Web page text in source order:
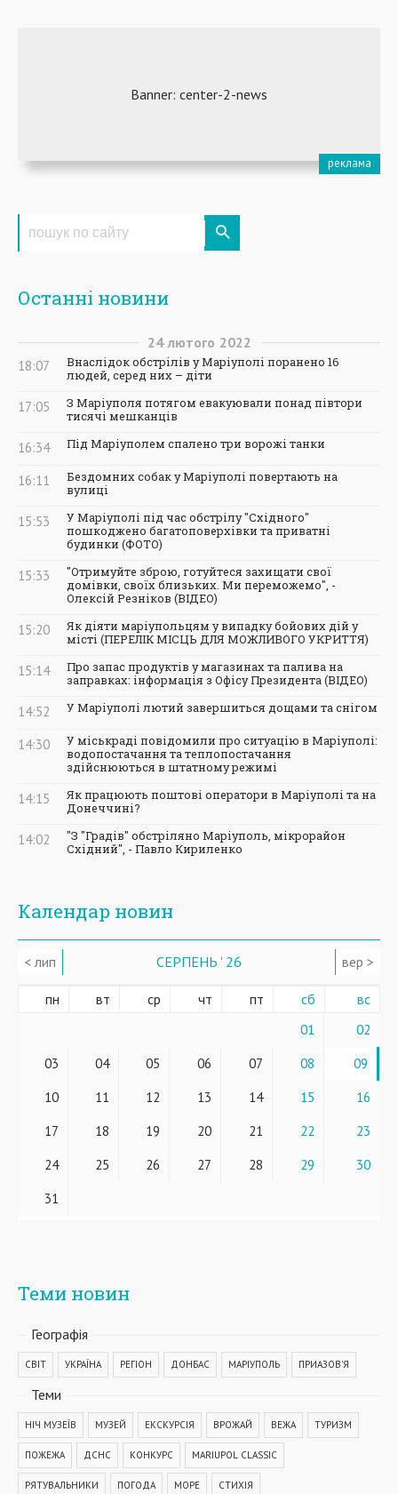
Останні новини
24 лютого 2022
18:07
Внаслідок обстрілів у Маріуполі поранено 16
людей, серед них – діти
17:05
З Маріуполя потягом евакуювали понад півтори
тисячі мешканців
16:34 Під Маріуполем спалено три ворожі танки
16:11
Бездомних собак у Маріуполі повертають на
вулиці
15:53
У Маріуполі під час обстрілу "Східного"
пошкоджено багатоповерхівки та приватні
будинки (ФОТО)
15:33
"Отримуйте зброю, готуйтеся захищати свої
домівки, своїх близьких. Ми переможемо", -
Олексій Резніков (ВІДЕО)
15:20
Як діяти маріупольцям у випадку бойових дій у
місті (ПЕРЕЛІК МІСЦЬ ДЛЯ МОЖЛИВОГО УКРИТТЯ)
15:14
Про запас продуктів у магазинах та палива на
заправках: інформація з Офісу Президента (ВІДЕО)
14:52 У Маріуполі лютий завершиться дощами та снігом
14:30
У міськраді повідомили про ситуацію в Маріуполі:
водопостачання та теплопостачання
здійснюються в штатному режимі
14:15
Як працюють поштові оператори в Маріуполі та на
Донеччині?
14:02
"З "Градів" обстріляно Маріуполь, мікрорайон
Східний", - Павло Кириленко
Календар новин
< лип СЕРПЕНЬ ' 26 вер >
пн вт ср чт пт сб вс
01
02
03
04 05 06 07 08
09
10
11 12 13 14 15
16
17
18 19 20 21 22
23
24
25 26 27 28 29
30
31
Теми новин
Географiя
СВІТ УКРАЇНА РЕГІОН ДОНБАС МАРІУПОЛЬ ПРИАЗОВ'Я
Теми
НІЧ МУЗЕЇВ МУЗЕЙ ЕКСКУРСІЯ ВРОЖАЙ ВЕЖА ТУРИЗМ
ПОЖЕЖА ДСНС КОНКУРС MARIUPOL CLASSIC
РЯТУВАЛЬНИКИ ПОГОДА МОРЕ СТИХІЯ